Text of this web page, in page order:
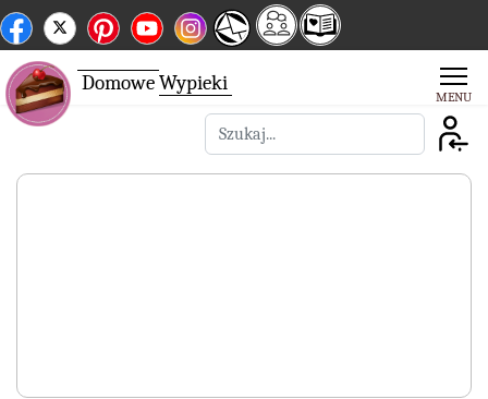
DomoweWypieki
Szukaj